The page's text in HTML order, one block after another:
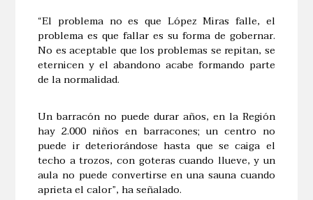
“El problema no es que López Miras falle, el
problema es que fallar es su forma de gobernar.
No es aceptable que los problemas se repitan, se
eternicen y el abandono acabe formando parte
de la normalidad.
Un barracón no puede durar años, en la Región
hay 2.000 niños en barracones; un centro no
puede ir deteriorándose hasta que se caiga el
techo a trozos, con goteras cuando llueve, y un
aula no puede convertirse en una sauna cuando
aprieta el calor”, ha señalado.